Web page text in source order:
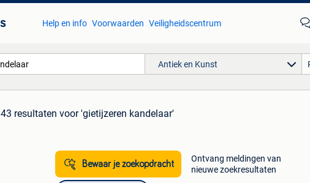
Help en info Voorwaarden Veiligheidscentrum
Antiek en Kunst
43 resultaten voor 'gietijzeren kandelaar'
Bewaar je zoekopdracht
Ontvang meldingen van
nieuwe zoekresultaten